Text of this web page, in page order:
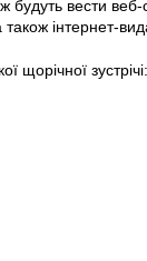
будуть вести
інтернет-
щорічної зустрічі: